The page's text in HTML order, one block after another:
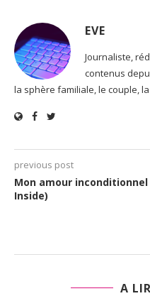
EVE
Journaliste,
contenus
la sphère familiale, le couple,
previous post
Mon amour
Inside)
A